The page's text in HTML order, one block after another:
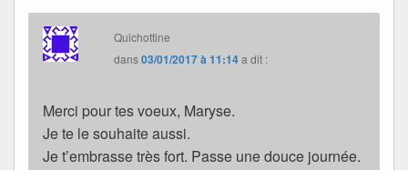
Quichottine
dans03/01/2017 à 11:14a dit :
Merci pour tes voeux, Maryse.
Je te le souhaite aussi.
Je t’embrasse très fort. Passe une douce journée.